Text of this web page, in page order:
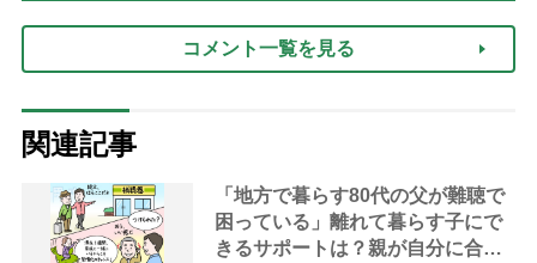
コメント一覧を見る
関連記事
「地方で暮らす80代の父が難聴で
困っている」離れて暮らす子にで
きるサポートは？親が自分に合っ